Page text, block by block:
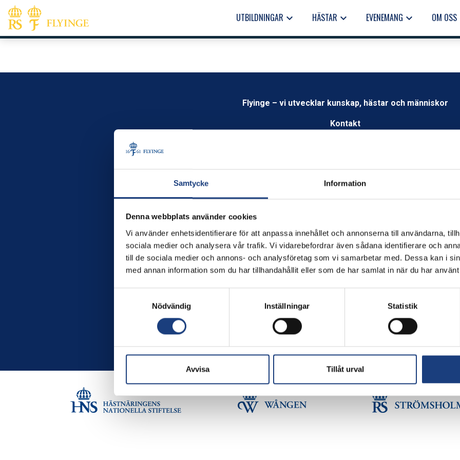
Samtycke Information
Denna webbplats använder cookies
Vi använder enhetsidentifierare för att anpassa innehållet och annonserna till användarna,
sociala medier och analysera vår trafik. Vi vidarebefordrar även sådana identifierare och
till de sociala medier och annons- och analysföretag som vi samarbetar med. Dessa kan i
med annan information som du har tillhandahållit eller som de har samlat in när du har
Nödvändig
Inställningar Statistik
Avvisa Tillåt urval
UTBILDNINGAR keyboard_arrow_down HÄSTAR keyboard_arrow_down EVENEMANG keyboard_arrow_down OM OSS
Flyinge – vi utvecklar kunskap, hästar och människor
Kontakt
Växel öppen 09.00 – 12.00
Öppettider
Måndag-fredag kl.8.00–16.00
Flyinge Kungsgård, 247 93, Flyinge
Stolt miljöcertifierad enligt ISO 14001
GDPR